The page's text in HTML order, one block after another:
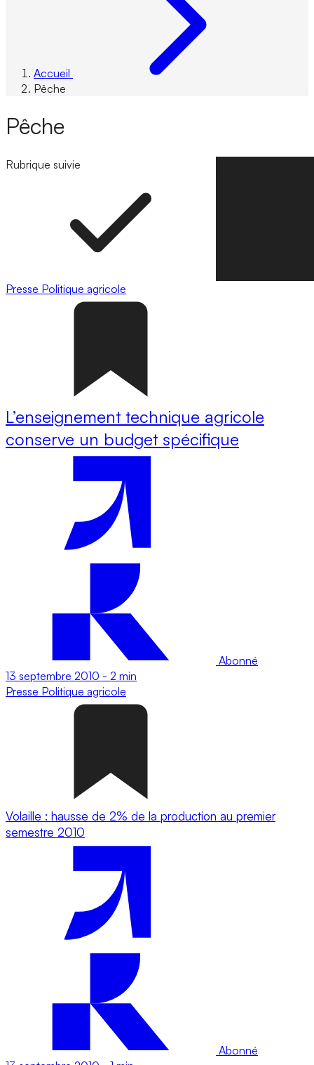
Accueil
Pêche
Pêche
Rubrique suivie
Presse Politique agricole
L’enseignement technique agricole
conserve un budget spécifique
Abonné
13 septembre 2010 - 2 min
Presse Politique agricole
Volaille : hausse de 2% de la production au premier
semestre 2010
Abonné